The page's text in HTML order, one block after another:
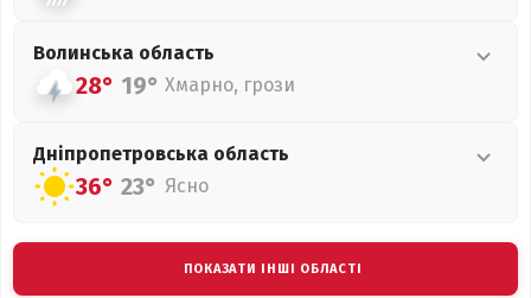
Волинська область
28° 19° Хмарно, грози
Дніпропетровська область
36° 23° Ясно
ПОКАЗАТИ ІНШІ ОБЛАСТІ